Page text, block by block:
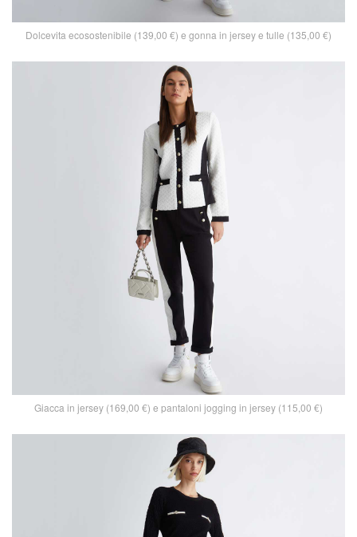
Dolcevita ecosostenibile (139,00 €) e gonna in jersey e tulle (135,00 €)
Giacca in jersey (169,00 €) e pantaloni jogging in jersey (115,00 €)